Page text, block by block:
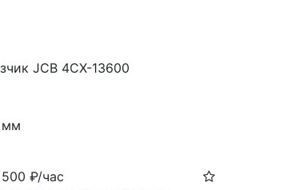
JCB 4CX-13600
мм
500₽/час